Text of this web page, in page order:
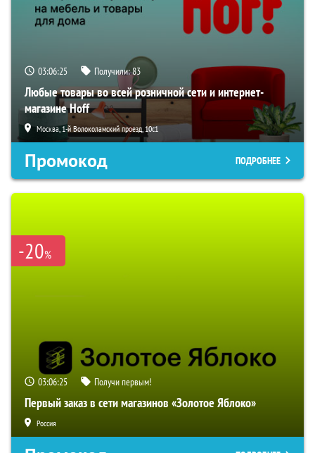
03:06:24 Получили:83
Любые товары во всей розничной сети и интернет-
магазине Hoff
Москва, 1-й Волоколамский проезд, 10с1
Промокод ПОДРОБНЕЕ
-20%
03:06:24 Получи первым!
Первый заказ в сети магазинов «Золотое Яблоко»
Россия